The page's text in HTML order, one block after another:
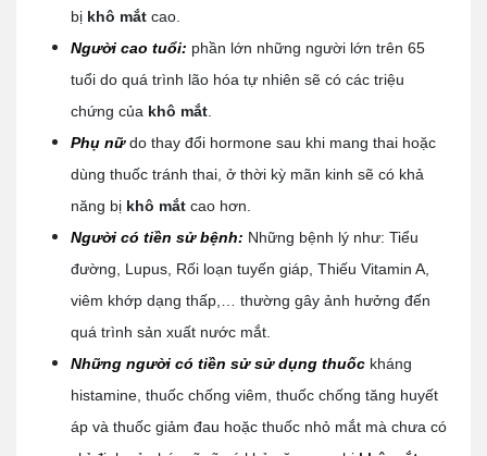
bị khô mắt cao.
Người cao tuổi: phần lớn những người lớn trên 65
tuổi do quá trình lão hóa tự nhiên sẽ có các triệu
chứng của khô mắt
Phụ nữdo thay đổi hormone sau khi mang thai hoặc
dùng thuốc tránh thai, ở thời kỳ mãn kinh sẽ có khả
năng bị khô mắt cao hơn.
Người có tiền sử bệnh: Những bệnh lý như: Tiểu
đường, Lupus, Rối loạn tuyến giáp, Thiếu Vitamin A,
viêm khớp dạng thấp,… thường gây ảnh hưởng đến
quá trình sản xuất nước mắt.
Những người có tiền sử sử dụng thuốc kháng
histamine, thuốc chống viêm, thuốc chống tăng huyết
áp và thuốc giảm đau hoặc thuốc nhỏ mắt mà chưa có